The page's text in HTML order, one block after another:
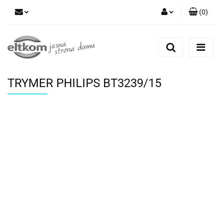
Zarejestruj się
(0)
TRYMER PHILIPS BT3239/15